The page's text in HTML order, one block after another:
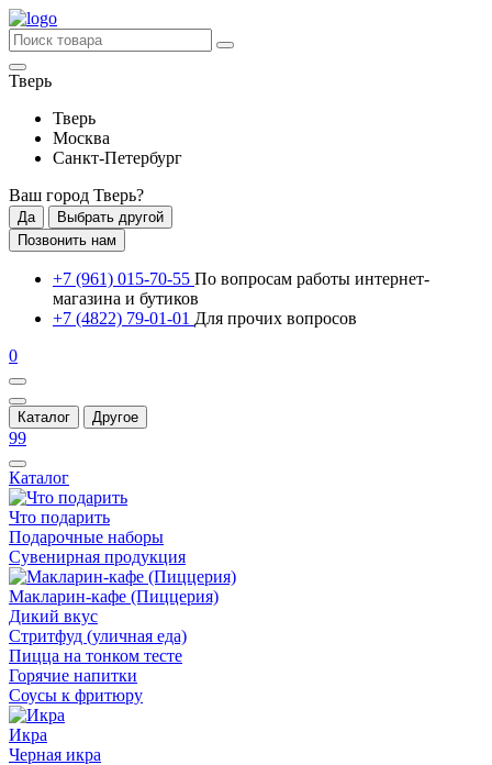
Тверь
Тверь
Москва
Санкт-Петербург
Ваш город Тверь?
Да
Выбрать другой
Позвонить нам
+7 (961) 015-70-55 По вопросам работы интернет-
магазина и бутиков
+7 (4822) 79-01-01 Для прочих вопросов
0
Каталог Другое
99
Каталог
Что подарить
Подарочные наборы
Сувенирная продукция
Макларин-кафе (Пиццерия)
Дикий вкус
Стритфуд (уличная еда)
Пицца на тонком тесте
Горячие напитки
Соусы к фритюру
Икра
Черная икра